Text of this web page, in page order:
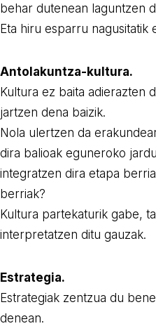
behar dutenean laguntzen
Eta hiru esparru nagusitatik
Antolakuntza-kultura.
Kultura ez baita adierazten
jartzen dena baizik.
Nola ulertzen da
dira balioak eguneroko
integratzen dira etapa
berriak?
Kultura partekaturik gabe,
interpretatzen ditu gauzak.
Estrategia.
Estrategiak zentzua du
denean.